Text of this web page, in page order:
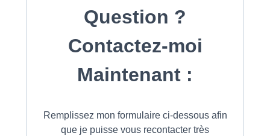
Question ?
Contactez-moi
Maintenant :
Remplissez mon formulaire ci-dessous afin
que je puisse vous recontacter très